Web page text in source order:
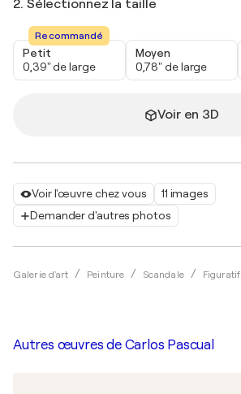
Voir l'œuvre chez vous
11 images
Demander d'autres photos
Galerie d'art Peinture Scandale Figuratif
2. Sélectionnez la taille
Recommandé
Petit
0,39" de large
Moyen
0,78" de large
Voir en 3D
Autres œuvres de Carlos Pascual